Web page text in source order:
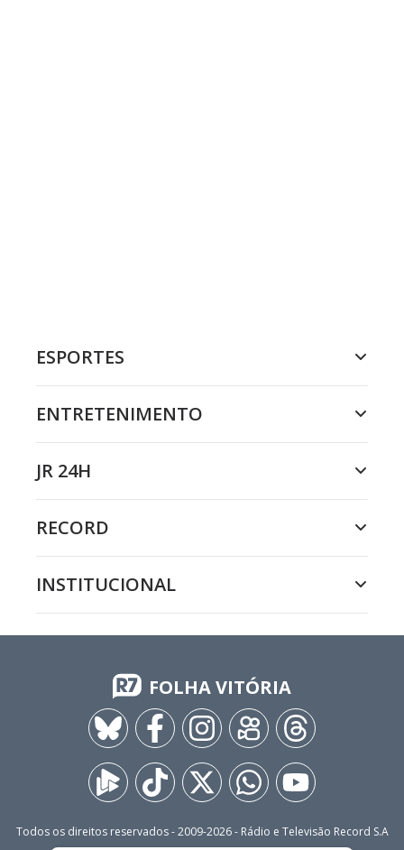
ESPORTES
ENTRETENIMENTO
JR 24H
RECORD
INSTITUCIONAL
FOLHA VITÓRIA
Todos os direitos reservados - 2009-2026- Rádio e Televisão Record S.A